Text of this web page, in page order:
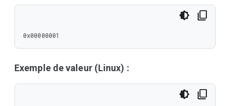
0x00000001
Exemple de valeur (Linux) :